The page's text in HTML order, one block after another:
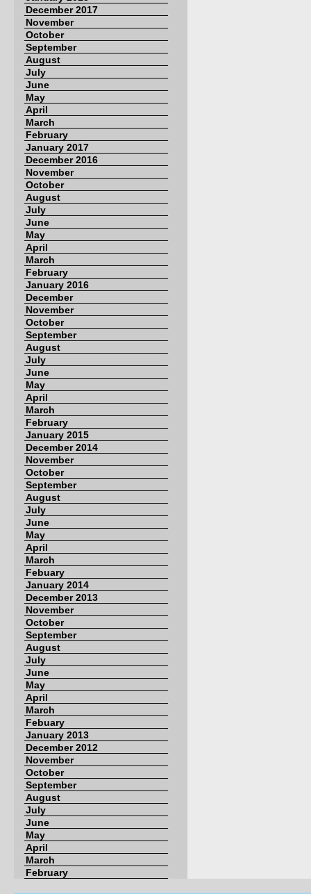
December 2017
November
October
September
August
July
June
May
April
March
February
January 2017
December 2016
November
October
August
July
June
May
April
March
February
January 2016
December
November
October
September
August
July
June
May
April
March
February
January 2015
December 2014
November
October
September
August
July
June
May
April
March
Febuary
January 2014
December 2013
November
October
September
August
July
June
May
April
March
Febuary
January 2013
December 2012
November
October
September
August
July
June
May
April
March
February